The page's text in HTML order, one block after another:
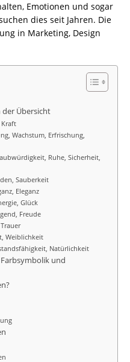
Emotionen und sogar
dies seit Jahren. Die
in Marketing, Design
der Übersicht
Kraft
Wachstum, Erfrischung,
Ruhe, Sicherheit,
Sauberkeit
Eleganz
Glück
Freude
Weiblichkeit
Natürlichkeit
und